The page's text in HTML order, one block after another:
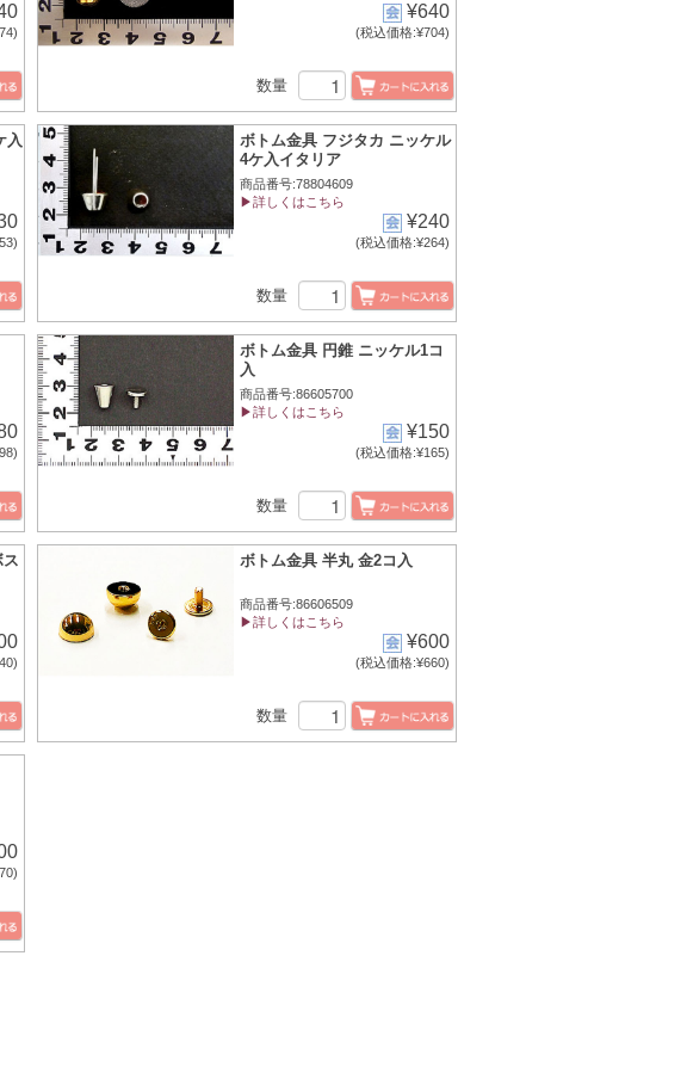
¥640
(税込価格:¥704)
数量
入
ボトム金具 フジタカ ニッケル
4ケ入イタリア
商品番号:78804609
▶詳しくはこちら
¥240
(税込価格:¥264)
数量
ボトム金具 円錐 ニッケル1コ
入
商品番号:86605700
▶詳しくはこちら
¥150
(税込価格:¥165)
数量
ボトム金具 半丸 金2コ入
商品番号:86606509
▶詳しくはこちら
¥600
(税込価格:¥660)
数量